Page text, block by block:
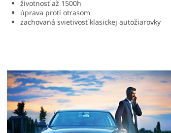
životnosť až 1500h
úprava proti otrasom
zachovaná svietivosť klasickej autožiarovky